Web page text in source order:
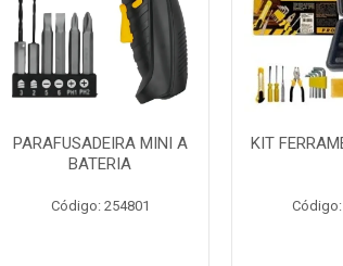
PARAFUSADEIRA MINI A
BATERIA
Código: 254801
KIT